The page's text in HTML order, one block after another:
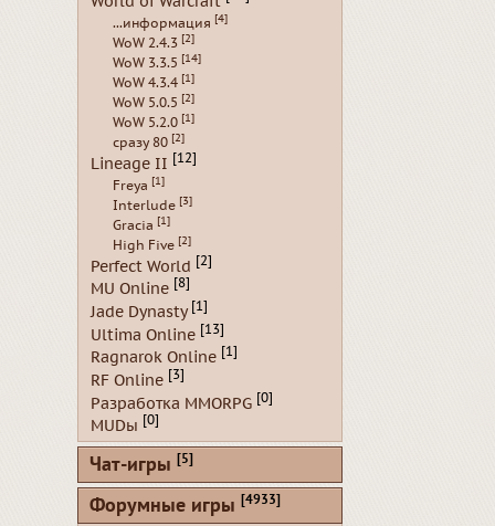
...информация [4]
WoW 2.4.3 [2]
WoW 3.3.5 [14]
WoW 4.3.4 [1]
WoW 5.0.5 [2]
WoW 5.2.0 [1]
сразу 80 [2]
Lineage II [12]
Freya [1]
Interlude [3]
Gracia [1]
High Five [2]
Perfect World [2]
MU Online [8]
Jade Dynasty [1]
Ultima Online [13]
Ragnarok Online [1]
RF Online [3]
Разработка MMORPG [0]
MUDы [0]
Чат-игры [5]
Форумные игры [4933]